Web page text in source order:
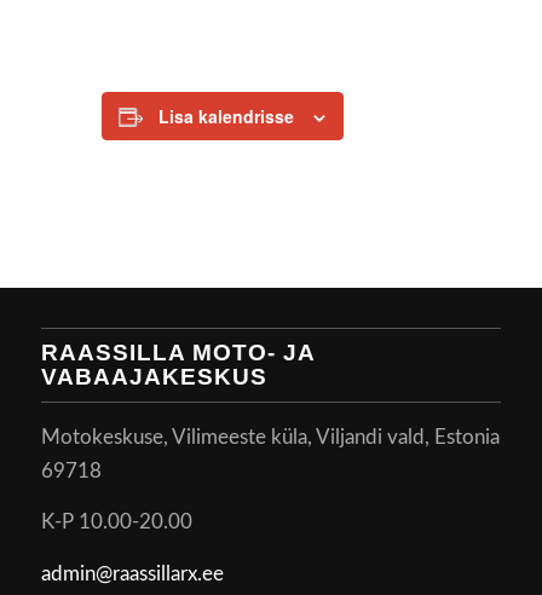
Lisa kalendrisse
RAASSILLA MOTO- JA
VABAAJAKESKUS
Motokeskuse, Vilimeeste küla, Viljandi vald, Estonia
69718
K-P 10.00-20.00
admin@raassillarx.ee